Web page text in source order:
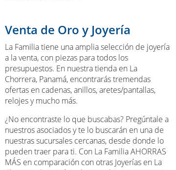
Venta de Oro y Joyería
La Familia tiene una amplia selección de joyería
a la venta, con piezas para todos los
presupuestos. En nuestra tienda en La
Chorrera, Panamá, encontrarás tremendas
ofertas en cadenas, anillos, aretes/pantallas,
relojes y mucho más.
¿No encontraste lo que buscabas? Pregúntale a
nuestros asociados y te lo buscarán en una de
nuestras sucursales cercanas, desde donde lo
pueden traer para ti. Con La Familia AHORRAS
MÁS en comparación con otras Joyerías en La